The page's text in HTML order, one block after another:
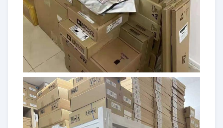
ADUC842BCPZ62-3
FLASH 56LFCSP DE IC MCU
8BIT 62KB
ADUC814BRUZ-REEL7
FLASH 28TSSOP DE IC MCU
8BIT 8KB
ADUCM322BBCZ
IC MCU 32BIT 256KB FLSH
96CSPBGA
ADUC7124BCPZ126
IC MCU 16/32B 126KB FLSH
64LFCSP